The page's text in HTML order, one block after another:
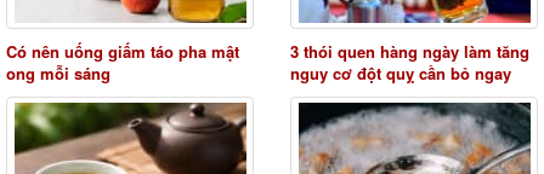
Có nên uống giấm táo pha mật
ong mỗi sáng
3 thói quen hàng ngày làm tăng
nguy cơ đột quỵ cần bỏ ngay